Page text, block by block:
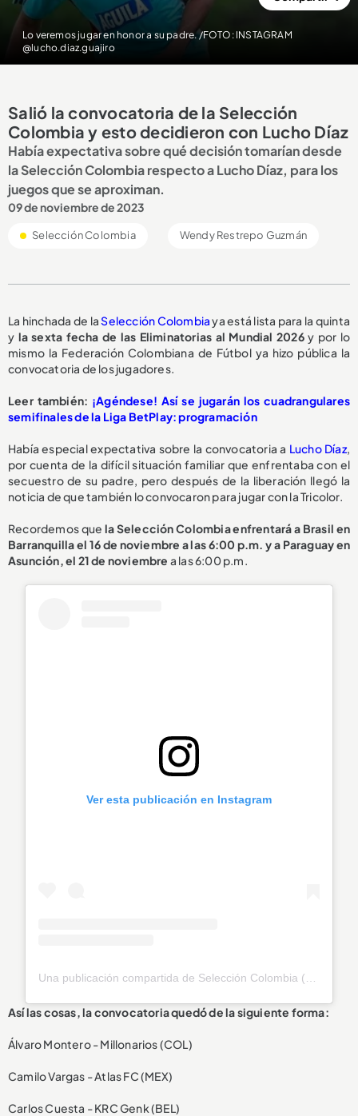
Lo veremos jugar en honor a su padre. /FOTO: INSTAGRAM
@lucho.diaz.guajiro
Salió la convocatoria de la Selección
Colombia y esto decidieron con Lucho Díaz
Había expectativa sobre qué decisión tomarían desde
la Selección Colombia respecto a Lucho Díaz, para los
juegos que se aproximan.
09 de noviembre de 2023
Selección Colombia Wendy Restrepo Guzmán
La hinchada de laSelección Colombiaya está lista para la quinta
y la sexta fecha de las Eliminatorias al Mundial 2026y por lo
mismo la Federación Colombiana de Fútbol ya hizo pública la
convocatoria de los jugadores.
Leer también: ¡Agéndese! Así se jugarán los cuadrangulares
semifinales de la Liga BetPlay: programación
Había especial expectativa sobre la convocatoria a Lucho Díaz,
por cuenta de la difícil situación familiar que enfrentaba con el
secuestro de su padre, pero después de la liberación llegó la
noticia de que también lo convocaron para jugar con la Tricolor.
Recordemos que la Selección Colombia enfrentará a Brasil en
Barranquilla el 16 de noviembre a las 6:00 p.m. y a Paraguay en
Asunción, el 21 de noviembre a las 6:00 p.m.
Ver esta publicación en Instagram
Así las cosas, la convocatoria quedó de la siguiente forma:
Álvaro Montero - Millonarios (COL)
Camilo Vargas - Atlas FC (MEX)
Carlos Cuesta - KRC Genk (BEL)